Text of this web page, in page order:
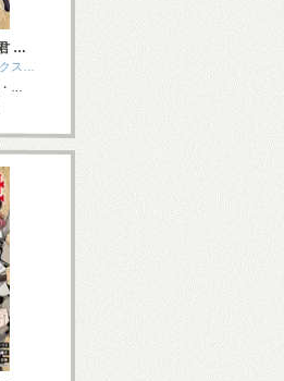
…
ス…
…